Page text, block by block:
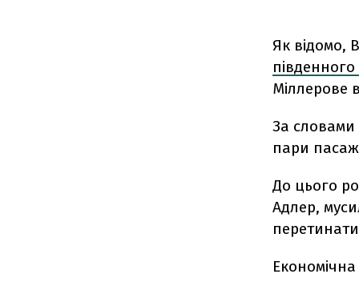
Як відомо,
Міллерове
За словами
пари
До цього
Адлер,